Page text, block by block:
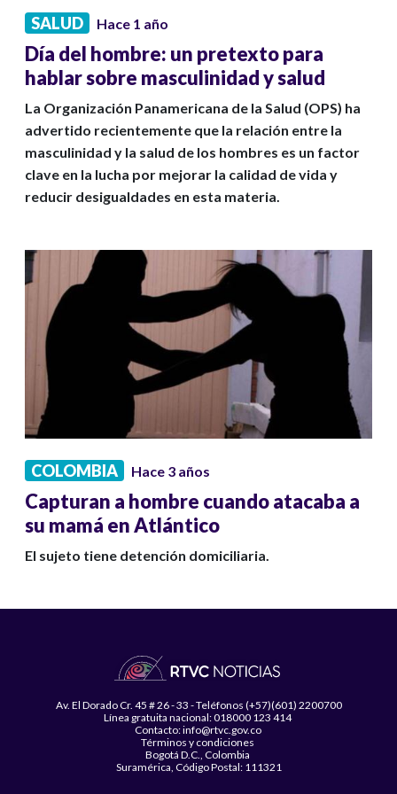
SALUD Hace 1 año
Día del hombre: un pretexto para
hablar sobre masculinidad y salud
La Organización Panamericana de la Salud (OPS) ha
advertido recientemente que la relación entre la
masculinidad y la salud de los hombres es un factor
clave en la lucha por mejorar la calidad de vida y
reducir desigualdades en esta materia.
COLOMBIA Hace 3 años
Capturan a hombre cuando atacaba a
su mamá en Atlántico
El sujeto tiene detención domiciliaria.
Av. El Dorado Cr. 45 # 26 - 33 - Teléfonos (+57)(601) 2200700
Línea gratuita nacional: 018000 123 414
Contacto: info@rtvc.gov.co
Términos y condiciones
Bogotá D.C., Colombia
Suramérica, Código Postal: 111321